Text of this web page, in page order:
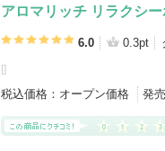
アロマリッチ リラクシ
6.0 0.3pt
[]
税込価格： オープン価格 発